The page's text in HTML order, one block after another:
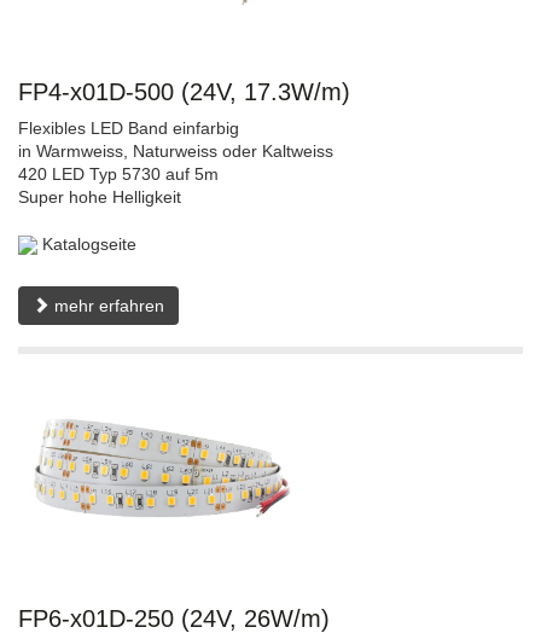
FP4-x01D-500 (24V, 17.3W/m)
Flexibles LED Band einfarbig
in Warmweiss, Naturweiss oder Kaltweiss
420 LED Typ 5730 auf 5m
Super hohe Helligkeit
Katalogseite
mehr erfahren
FP6-x01D-250 (24V, 26W/m)